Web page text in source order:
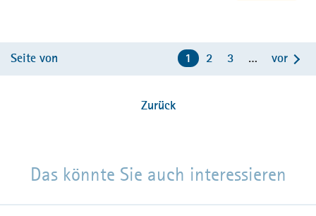
Seite von 1 2 3 … vor
Zurück
Das könnte Sie auch interessieren